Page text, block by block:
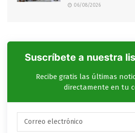
06/08/2026
Suscríbete a nuestra
Recibe gratis las últimas
directamente en tu